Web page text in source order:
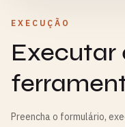
EXECUÇÃO
Executar
Preencha o formulário,